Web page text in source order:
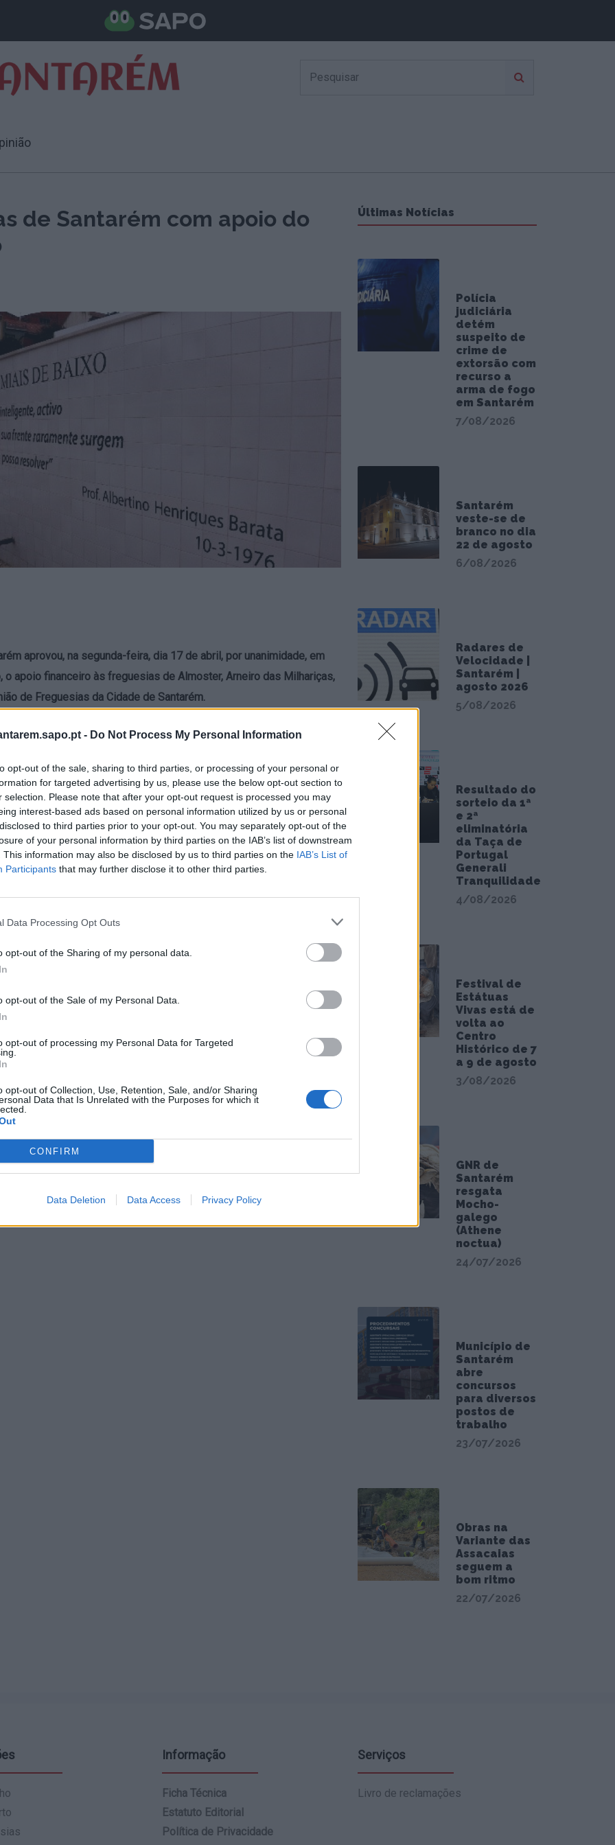
- Do Not Process My Personal Information
opt-out of the sale, sharing to third parties, or processing of your personal or
for targeted advertising by us, please use the below opt-out section to
selection. Please note that after your opt-out request is processed you may
interest-based ads based on personal information utilized by us or personal
to third parties prior to your opt-out. You may separately opt-out of the
of your personal information by third parties on the IAB’s list of downstream
This information may also be disclosed by us to third parties on the IAB’s List of
Participants that may further disclose it to other third parties.
Data Processing Opt Outs
opt-out of the Sharing of my personal data.
opt-out of the Sale of my Personal Data.
opt-out of processing my Personal Data for Targeted
opt-out of Collection, Use, Retention, Sale, and/or Sharing
Data that Is Unrelated with the Purposes for which it
CONFIRM
Data Deletion Data Access Privacy Policy
de Santarém com apoio do
aprovou, na segunda-feira, dia 17 de abril, por unanimidade, em
o apoio financeiro às freguesias de Almoster, Arneiro das Milhariças,
de Freguesias da Cidade de Santarém.
total de 158.422,71 euros, vai permitir a concretização dos apoios
em Vila Nova do Coito, no valor de 5.535,00 euros, e a beneficiação
no valor de 18.661,28 euros, em Almoster; a aquisição e
nas traseiras da sede da Junta de Freguesia, no valor de 4.797,00
Milhariças; a ampliação e reabilitação do jardim público, no valor de
Amiais de Baixo e a requalificação do Largo das Fontaínhas (Rua 25 de
euros, na União de Freguesias da Cidade de Santarém.
mas que são importantes na promoção e salvaguarda dos
com intervenção comunitária, nas áreas da cultura, educação,
cuidados primários de saúde, proteção civil, desenvolvimento e
Últimas Notícias
Polícia
judiciária
detém
suspeito de
crime de
extorsão com
recurso a
arma de fogo
em Santarém
7/08/2026
Santarém
veste-se de
branco no dia
22 de agosto
6/08/2026
Radares de
Velocidade |
Santarém |
agosto 2026
5/08/2026
Resultado do
sorteio da 1ª
e 2ª
eliminatória
da Taça de
Portugal
Generali
Tranquilidade
4/08/2026
Festival de
Estátuas
Vivas está de
volta ao
Centro
Histórico de 7
a 9 de agosto
3/08/2026
GNR de
Santarém
resgata
Mocho-
galego
(Athene
noctua)
24/07/2026
Município de
Santarém
abre
concursos
para diversos
postos de
trabalho
23/07/2026
Obras na
Variante das
Assacaias
seguem a
bom ritmo
22/07/2026
Informação
Ficha Técnica
Estatuto Editorial
Política de Privacidade
Serviços
Livro de reclamações